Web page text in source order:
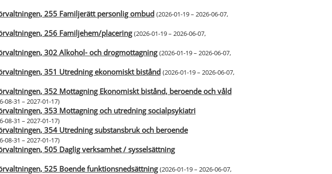
255 Familjerätt personlig ombud (2026-01-19 – 2026-06-07,
256 Familjehem/placering (2026-01-19 – 2026-06-07,
302 Alkohol- och drogmottagning (2026-01-19 – 2026-06-07,
351 Utredning ekonomiskt bistånd (2026-01-19 – 2026-06-07,
352 Mottagning Ekonomiskt bistånd, beroende och våld
08-31 – 2027-01-17)
353 Mottagning och utredning socialpsykiatri
08-31 – 2027-01-17)
354 Utredning substansbruk och beroende
08-31 – 2027-01-17)
505 Daglig verksamhet / sysselsättning
525 Boende funktionsnedsättning (2026-01-19 – 2026-06-07,